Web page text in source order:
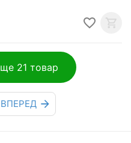
21 товар
ВПЕРЕД